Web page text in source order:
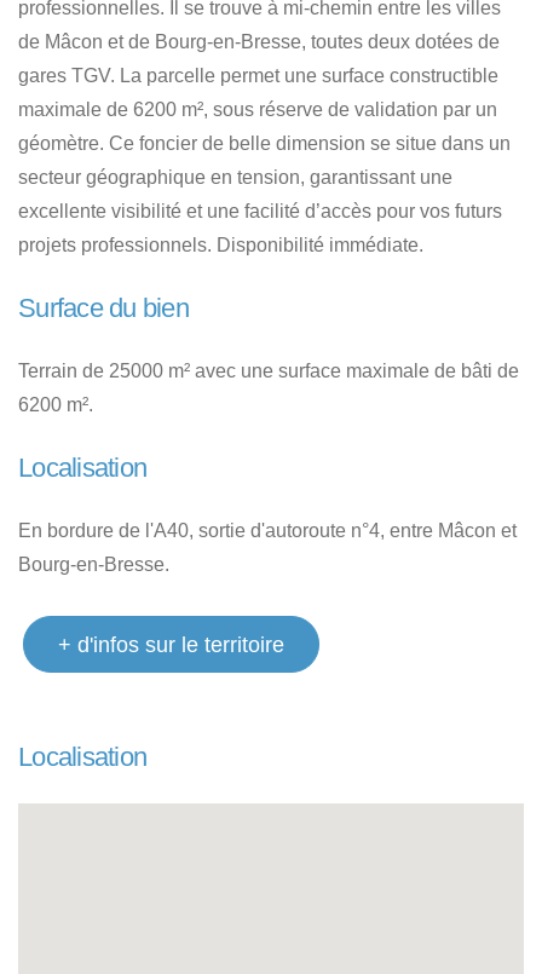
professionnelles. Il se trouve à mi-chemin entre les villes
de Mâcon et de Bourg-en-Bresse, toutes deux dotées de
gares TGV. La parcelle permet une surface constructible
maximale de 6200 m², sous réserve de validation par un
géomètre. Ce foncier de belle dimension se situe dans un
secteur géographique en tension, garantissant une
excellente visibilité et une facilité d’accès pour vos futurs
projets professionnels. Disponibilité immédiate.
Surface du bien
Terrain de 25000 m² avec une surface maximale de bâti de
6200 m².
Localisation
En bordure de l'A40, sortie d'autoroute n°4, entre Mâcon et
Bourg-en-Bresse.
+ d'infos sur le territoire
Localisation